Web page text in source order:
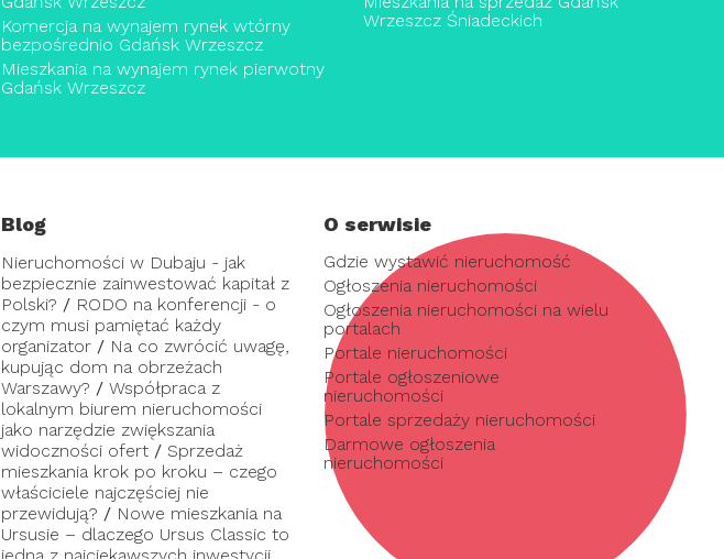
Komercja na wynajem rynek wtórny
bezpośrednio Gdańsk Wrzeszcz
Mieszkania na wynajem rynek pierwotny
Gdańsk Wrzeszcz
Wrzeszcz Śniadeckich
Blog
Nieruchomości w Dubaju - jak
bezpiecznie zainwestować kapitał z
Polski? / RODO na konferencji - o
czym musi pamiętać każdy
organizator / Na co zwrócić uwagę,
kupując dom na obrzeżach
Warszawy? / Współpraca z
lokalnym biurem nieruchomości
jako narzędzie zwiększania
widoczności ofert / Sprzedaż
mieszkania krok po kroku – czego
właściciele najczęściej nie
przewidują? / Nowe mieszkania na
Ursusie – dlaczego Ursus Classic to
O serwisie
Gdzie wystawić nieruchomość
Ogłoszenia nieruchomości
Ogłoszenia nieruchomości na wielu
portalach
Portale nieruchomości
Portale ogłoszeniowe
nieruchomości
Portale sprzedaży nieruchomości
Darmowe ogłoszenia
nieruchomości